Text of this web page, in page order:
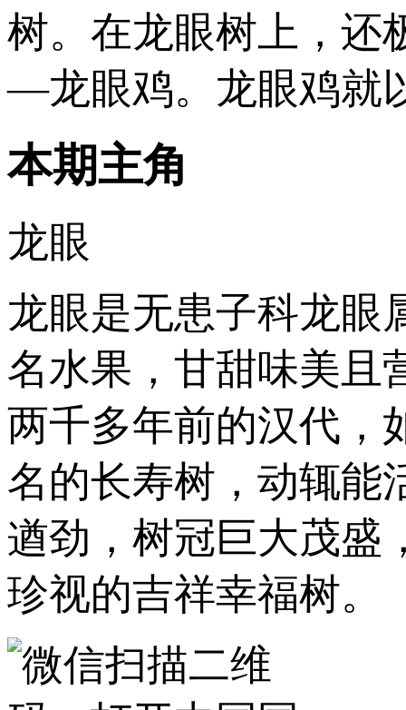
树。在龙眼树上，还
—龙眼鸡。龙眼鸡就
本期主角
龙眼
龙眼是无患子科龙眼
名水果，甘甜味美且
两千多年前的汉代，
名的长寿树，动辄能
遒劲，树冠巨大茂盛
珍视的吉祥幸福树。